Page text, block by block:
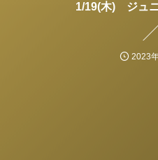
1/19(木) ジュ
2023